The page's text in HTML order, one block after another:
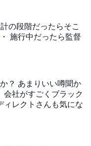
の段階だったらそこ
施行中だったら監督
？ あまりいい噂聞か
会社がすごくブラック
ィレクトさんも気にな